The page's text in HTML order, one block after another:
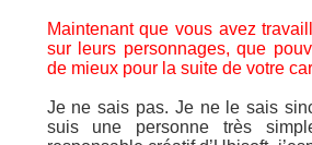
Maintenant que vous avez
sur leurs personnages, que
de mieux pour la suite de votre
Je ne sais pas. Je ne le sais
suis une personne très